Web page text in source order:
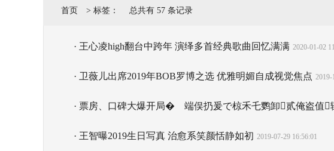
首页 > 标签： 总共有 57 条记录
· 王心凌high翻台中跨年 演绎多首经典歌曲回忆满满 2020-01-02
· 卫薇儿出席2019年BOB罗博之选 优雅明媚自成视觉焦点 2019-
· 票房、口碑大爆开局� 端俣扔爰で椋禾乇鹦卸贰俺盗值
· 王智曝2019生日写真 治愈系笑颜恬静如初 2019-07-29 16:56:01